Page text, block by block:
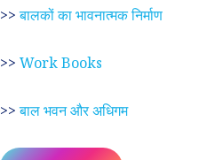
>>बालकों का भावनात्मक निर्माण
>> Work Books
>>बाल भवन और अधिगम